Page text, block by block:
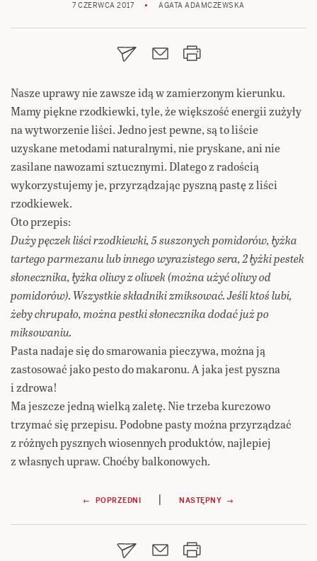
7 CZERWCA 2017 AGATA ADAMCZEWSKA
Nasze uprawy nie zawsze idą w zamierzonym kierunku.
Mamy piękne rzodkiewki, tyle, że większość energii zużyły
na wytworzenie liści. Jedno jest pewne, są to liście
uzyskane metodami naturalnymi, nie pryskane, ani nie
zasilane nawozami sztucznymi. Dlatego z radością
wykorzystujemy je, przyrządzając pyszną pastę z liści
rzodkiewek.
Oto przepis:
Duży pęczek liści rzodkiewki, 5 suszonych pomidorów, łyżka
tartego parmezanu lub innego wyrazistego sera, 2 łyżki pestek
słonecznika, łyżka oliwy z oliwek (można użyć oliwy od
pomidorów). Wszystkie składniki zmiksować. Jeśli ktoś lubi,
żeby chrupało, można pestki słonecznika dodać już po
miksowaniu.
Pasta nadaje się do smarowania pieczywa, można ją
zastosować jako pesto do makaronu. A jaka jest pyszna
i zdrowa!
Ma jeszcze jedną wielką zaletę. Nie trzeba kurczowo
trzymać się przepisu. Podobne pasty można przyrządzać
z różnych pysznych wiosennych produktów, najlepiej
z własnych upraw. Choćby balkonowych.
Nawigacja
wpisu
← POPRZEDNI | NASTĘPNY →